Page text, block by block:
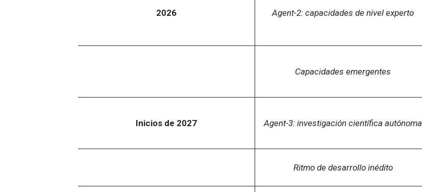
2026 Agent-2: capacidades de nivel experto
Capacidades emergentes
Inicios de 2027 Agent-3: investigación científica autónoma
Ritmo de desarrollo inédito